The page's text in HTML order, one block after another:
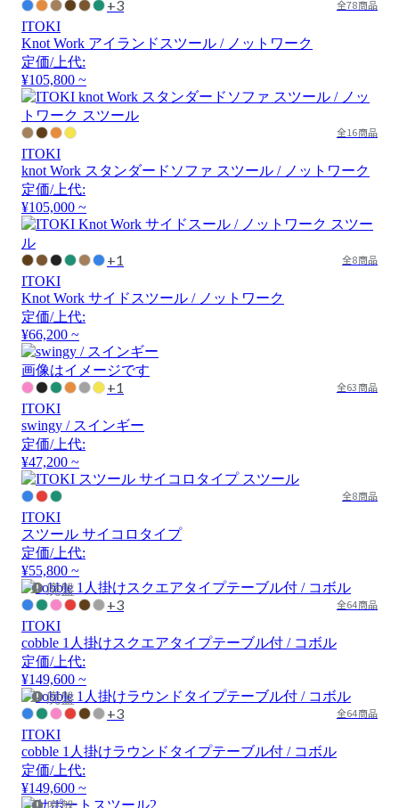
+3 全78商品
ITOKI
Knot Work アイランドスツール / ノットワーク
定価/上代:
¥105,800 ~
全16商品
ITOKI
knot Work スタンダードソファ スツール / ノットワーク
定価/上代:
¥105,000 ~
+1 全8商品
ITOKI
Knot Work サイドスツール / ノットワーク
定価/上代:
¥66,200 ~
画像はイメージです
+1 全63商品
ITOKI
swingy / スインギー
定価/上代:
¥47,200 ~
全8商品
ITOKI
スツール サイコロタイプ
定価/上代:
¥55,800 ~
廃盤
+3 全64商品
ITOKI
cobble 1人掛けスクエアタイプテーブル付 / コボル
定価/上代:
¥149,600 ~
廃盤
+3 全64商品
ITOKI
cobble 1人掛けラウンドタイプテーブル付 / コボル
定価/上代:
¥149,600 ~